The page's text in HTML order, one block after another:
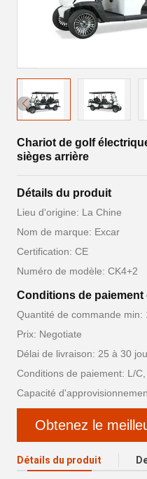
Chariot de golf
sièges arrière
Détails du produit
Lieu d'origine: La Chine
Nom de marque: Excar
Certification: CE
Numéro de modèle: CK4+2
Conditions de
Quantité de commande min:
Prix: Negotiate
Délai de livraison: 25 à 30
Conditions de paiement: L/
Capacité
Obtenez le
Détails du produit